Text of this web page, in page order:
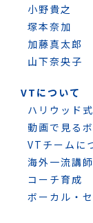
小野貴之
塚本奈加
加藤真太郎
山下奈央子
VTについて
ハリウッド
動画で見る
VTチームに
海外一流講
コーチ育成
ボーカル・